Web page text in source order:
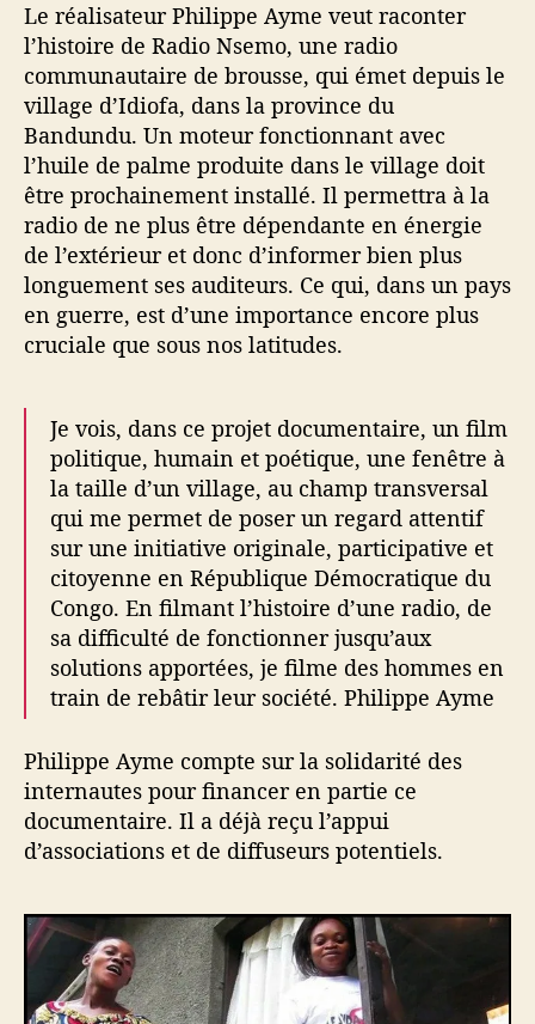
Le réalisateur Philippe Ayme veut raconter
l’histoire de Radio Nsemo, une radio
communautaire de brousse, qui émet depuis le
village d’Idiofa, dans la province du
Bandundu. Un moteur fonctionnant avec
l’huile de palme produite dans le village doit
être prochainement installé. Il permettra à la
radio de ne plus être dépendante en énergie
de l’extérieur et donc d’informer bien plus
longuement ses auditeurs. Ce qui, dans un pays
en guerre, est d’une importance encore plus
cruciale que sous nos latitudes.
Je vois, dans ce projet documentaire, un film
politique, humain et poétique, une fenêtre à
la taille d’un village, au champ transversal
qui me permet de poser un regard attentif
sur une initiative originale, participative et
citoyenne en République Démocratique du
Congo. En filmant l’histoire d’une radio, de
sa difficulté de fonctionner jusqu’aux
solutions apportées, je filme des hommes en
train de rebâtir leur société. Philippe Ayme
Philippe Ayme compte sur la solidarité des
internautes pour financer en partie ce
documentaire. Il a déjà reçu l’appui
d’associations et de diffuseurs potentiels.